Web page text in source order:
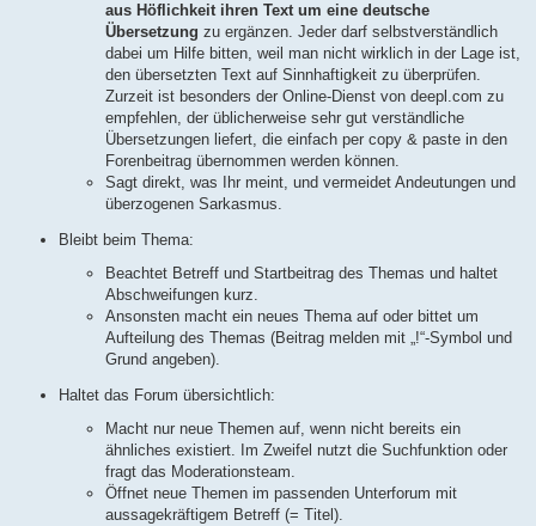
aus Höflichkeit ihren Text um eine deutsche
Übersetzung zu ergänzen. Jeder darf selbstverständlich
dabei um Hilfe bitten, weil man nicht wirklich in der Lage ist,
den übersetzten Text auf Sinnhaftigkeit zu überprüfen.
Zurzeit ist besonders der Online-Dienst von deepl.com zu
empfehlen, der üblicherweise sehr gut verständliche
Übersetzungen liefert, die einfach per copy & paste in den
Forenbeitrag übernommen werden können.
Sagt direkt, was Ihr meint, und vermeidet Andeutungen und
überzogenen Sarkasmus.
Bleibt beim Thema:
Beachtet Betreff und Startbeitrag des Themas und haltet
Abschweifungen kurz.
Ansonsten macht ein neues Thema auf oder bittet um
Aufteilung des Themas (Beitrag melden mit „!“-Symbol und
Grund angeben).
Haltet das Forum übersichtlich:
Macht nur neue Themen auf, wenn nicht bereits ein
ähnliches existiert. Im Zweifel nutzt die Suchfunktion oder
fragt das Moderationsteam.
Öffnet neue Themen im passenden Unterforum mit
aussagekräftigem Betreff (= Titel).